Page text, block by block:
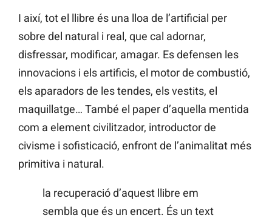
I així, tot el llibre és una lloa de l’artificial per
sobre del natural i real, que cal adornar,
disfressar, modificar, amagar. Es defensen les
innovacions i els artificis, el motor de combustió,
els aparadors de les tendes, els vestits, el
maquillatge… També el paper d’aquella mentida
com a element civilitzador, introductor de
civisme i sofisticació, enfront de l’animalitat més
primitiva i natural.
la recuperació d’aquest llibre em
sembla que és un encert. És un text